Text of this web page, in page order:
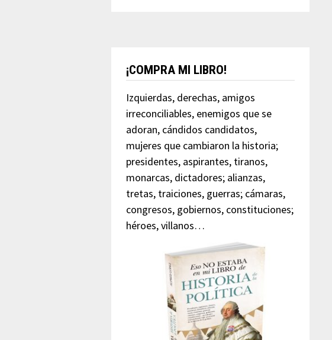
¡COMPRA MI LIBRO!
Izquierdas, derechas, amigos
irreconciliables, enemigos que se
adoran, cándidos candidatos,
mujeres que cambiaron la historia;
presidentes, aspirantes, tiranos,
monarcas, dictadores; alianzas,
tretas, traiciones, guerras; cámaras,
congresos, gobiernos, constituciones;
héroes, villanos…